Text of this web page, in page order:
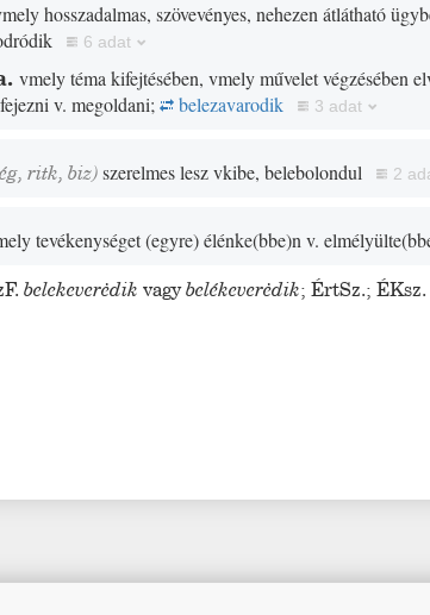
hosszadalmas, szövevényes, nehezen átlátható
6 adat
vmely téma kifejtésében, vmely művelet végzésében
v. megoldani;
belezavarodik 3 adat
,ritk,biz) szerelmes lesz vkibe, belebolondul 2
tevékenységet(egyre)élénke(bbe)n v. elmélyülte(
belekeverėdik vagybelékeverėdik;ÉrtSz.;ÉKsz.